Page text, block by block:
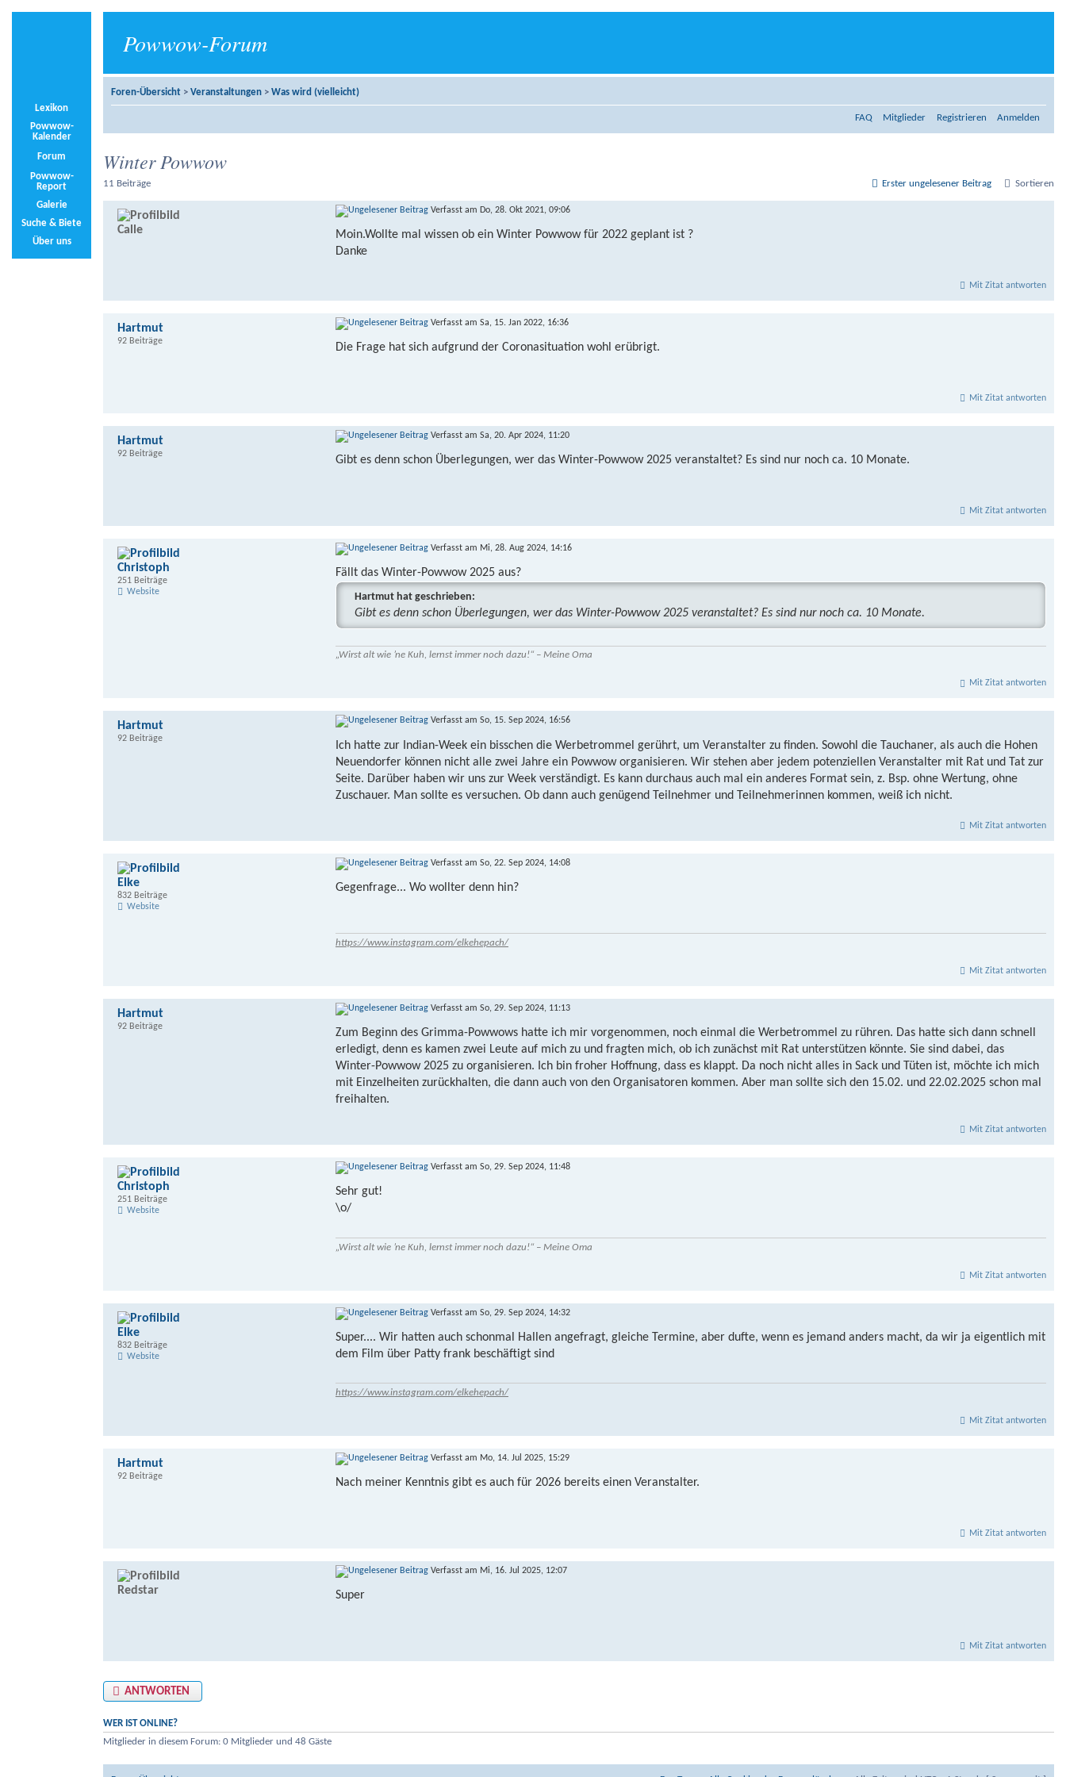
Powwow-Forum
Lexikon
Powwow-
Kalender
Forum
Powwow-
Report
Galerie
Suche & Biete
Über uns
Foren-Übersicht > Veranstaltungen > Was wird (vielleicht)
FAQ Mitglieder Registrieren Anmelden
Winter Powwow
11 Beiträge Erster ungelesener Beitrag Sortieren
Verfasst am Do, 28. Okt 2021, 09:06
Moin.Wollte mal wissen ob ein Winter Powwow für 2022 geplant ist ?
Danke
Mit Zitat antworten
Calle
Verfasst am Sa, 15. Jan 2022, 16:36
Die Frage hat sich aufgrund der Coronasituation wohl erübrigt.
Mit Zitat antworten
Hartmut
92 Beiträge
Verfasst am Sa, 20. Apr 2024, 11:20
Gibt es denn schon Überlegungen, wer das Winter-Powwow 2025 veranstaltet? Es sind nur noch ca. 10 Monate.
Mit Zitat antworten
Hartmut
92 Beiträge
Verfasst am Mi, 28. Aug 2024, 14:16
Fällt das Winter-Powwow 2025 aus?
Hartmut hat geschrieben:
Gibt es denn schon Überlegungen, wer das Winter-Powwow 2025 veranstaltet? Es sind nur noch ca. 10 Monate.
„Wirst alt wie ’ne Kuh, lernst immer noch dazu!“ – Meine Oma
Mit Zitat antworten
Christoph
251 Beiträge
Website
Verfasst am So, 15. Sep 2024, 16:56
Ich hatte zur Indian-Week ein bisschen die Werbetrommel gerührt, um Veranstalter zu finden. Sowohl die Tauchaner, als auch die Hohen
Neuendorfer können nicht alle zwei Jahre ein Powwow organisieren. Wir stehen aber jedem potenziellen Veranstalter mit Rat und Tat zur
Seite. Darüber haben wir uns zur Week verständigt. Es kann durchaus auch mal ein anderes Format sein, z. Bsp. ohne Wertung, ohne
Zuschauer. Man sollte es versuchen. Ob dann auch genügend Teilnehmer und Teilnehmerinnen kommen, weiß ich nicht.
Mit Zitat antworten
Hartmut
92 Beiträge
Verfasst am So, 22. Sep 2024, 14:08
Gegenfrage... Wo wollter denn hin?
https://www.instagram.com/elkehepach/
Mit Zitat antworten
Elke
832 Beiträge
Website
Verfasst am So, 29. Sep 2024, 11:13
Zum Beginn des Grimma-Powwows hatte ich mir vorgenommen, noch einmal die Werbetrommel zu rühren. Das hatte sich dann schnell
erledigt, denn es kamen zwei Leute auf mich zu und fragten mich, ob ich zunächst mit Rat unterstützen könnte. Sie sind dabei, das
Winter-Powwow 2025 zu organisieren. Ich bin froher Hoffnung, dass es klappt. Da noch nicht alles in Sack und Tüten ist, möchte ich mich
mit Einzelheiten zurückhalten, die dann auch von den Organisatoren kommen. Aber man sollte sich den 15.02. und 22.02.2025 schon mal
freihalten.
Mit Zitat antworten
Hartmut
92 Beiträge
Verfasst am So, 29. Sep 2024, 11:48
Sehr gut!
\o/
„Wirst alt wie ’ne Kuh, lernst immer noch dazu!“ – Meine Oma
Mit Zitat antworten
Christoph
251 Beiträge
Website
Verfasst am So, 29. Sep 2024, 14:32
Super.... Wir hatten auch schonmal Hallen angefragt, gleiche Termine, aber dufte, wenn es jemand anders macht, da wir ja eigentlich mit
dem Film über Patty frank beschäftigt sind
https://www.instagram.com/elkehepach/
Mit Zitat antworten
Elke
832 Beiträge
Website
Verfasst am Mo, 14. Jul 2025, 15:29
Nach meiner Kenntnis gibt es auch für 2026 bereits einen Veranstalter.
Mit Zitat antworten
Hartmut
92 Beiträge
Verfasst am Mi, 16. Jul 2025, 12:07
Super
Mit Zitat antworten
Redstar
ANTWORTEN
WER IST ONLINE?
Mitglieder in diesem Forum: 0 Mitglieder und 48 Gäste